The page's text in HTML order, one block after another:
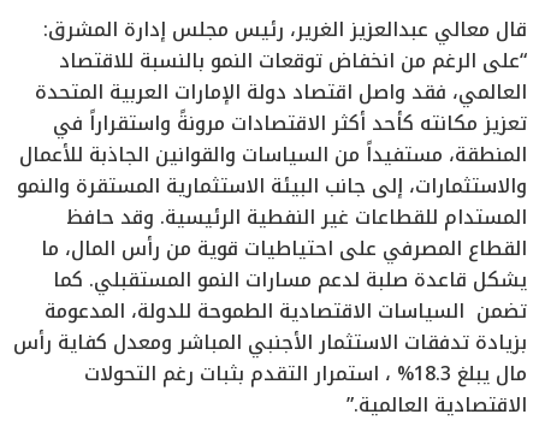
قال معالي عبدالعزيز الغرير، رئيس مجلس إدارة المشرق:
“على الرغم من انخفاض توقعات النمو بالنسبة للاقتصاد
العالمي، فقد واصل اقتصاد دولة الإمارات العربية المتحدة
تعزيز مكانته كأحد أكثر الاقتصادات مرونةً واستقراراً في
المنطقة، مستفيداً من السياسات والقوانين الجاذبة للأعمال
والاستثمارات، إلى جانب البيئة الاستثمارية المستقرة والنمو
المستدام للقطاعات غير النفطية الرئيسية. وقد حافظ
القطاع المصرفي على احتياطيات قوية من رأس المال، ما
يشكل قاعدة صلبة لدعم مسارات النمو المستقبلي. كما
تضمن السياسات الاقتصادية الطموحة للدولة، المدعومة
بزيادة تدفقات الاستثمار الأجنبي المباشر ومعدل كفاية رأس
مال يبلغ 18.3% ، استمرار التقدم بثبات رغم التحولات
الاقتصادية العالمية.”